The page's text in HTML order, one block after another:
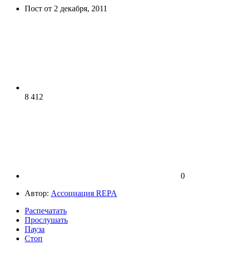
Пост от 2 декабря, 2011
8 412
0
Автор: Ассоциация REPA
Распечатать
Прослушать
Пауза
Стоп